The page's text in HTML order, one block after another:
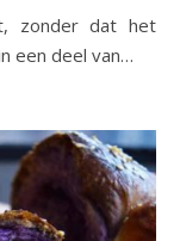
een deel van…